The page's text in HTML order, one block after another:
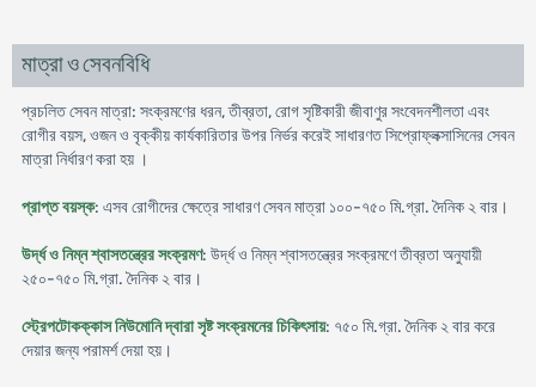
মাত্রা ও সেবনবিধি
প্রচলিত সেবন মাত্রা: সংক্রমণের ধরন, তীব্রতা, রোগ সৃষ্টিকারী জীবাণুর সংবেদনশীলতা এবং
রোগীর বয়স, ওজন ও বৃক্কীয় কার্যকারিতার উপর নির্ভর করেই সাধারণত সিপ্রোফ্লক্সাসিনের সেবন
মাত্রা নির্ধারণ করা হয় ।
প্রাপ্ত বয়স্ক: এসব রোগীদের ক্ষেত্রে সাধারণ সেবন মাত্রা ১০০-৭৫০ মি.গ্রা. দৈনিক ২ বার।
উর্দ্ধ ও নিম্ন শ্বাসতন্ত্রের সংক্রমণ: উর্দ্ধ ও নিম্ন শ্বাসতন্ত্রের সংক্রমণে তীব্রতা অনুযায়ী
২৫০-৭৫০ মি.গ্রা. দৈনিক ২ বার।
স্ট্রেপটোকক্কাস নিউমোনি দ্বারা সৃষ্ট সংক্রমনের চিকিৎসায়: ৭৫০ মি.গ্রা. দৈনিক ২ বার করে
দেয়ার জন্য পরামর্শ দেয়া হয়।